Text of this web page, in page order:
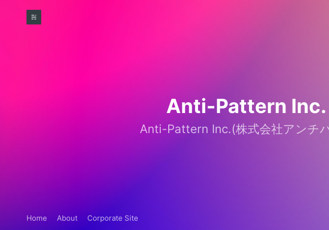
Anti-Pattern
Anti-Pattern Inc.(株式会社アンチ
Home About Corporate Site